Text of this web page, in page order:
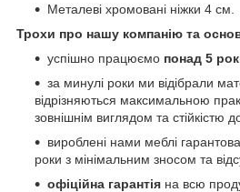
Металеві хромовані ніжки 4 см.
Трохи про нашу компанію та
успішно працюємо понад 5
за минулі роки ми відібрали
відрізняються максимальною
зовнішнім виглядом та стійкістю
вироблені нами меблі
роки з мінімальним зносом та
офіційна гарантія на всю